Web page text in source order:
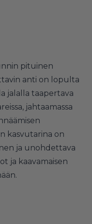
pituinen
anti on lopulta
jalalla taapertava
jahtaamassa
kasvutarina on
ja unohdettava
ja kaavamaisen